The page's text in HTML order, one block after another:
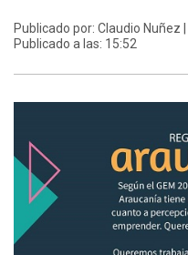
Publicado por: Claudio Nuñez |
Publicado a las: 15:52